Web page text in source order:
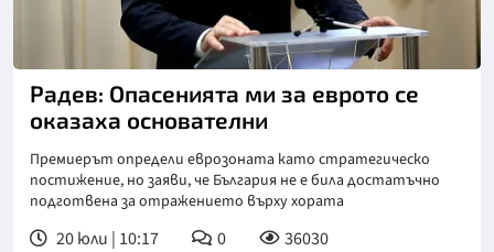
Радев: Опасенията ми за еврото се
оказаха основателни
Премиерът определи еврозоната като стратегическо
постижение, но заяви, че България не е била достатъчно
подготвена за отражението върху хората
20 юли | 10:17 0 36030